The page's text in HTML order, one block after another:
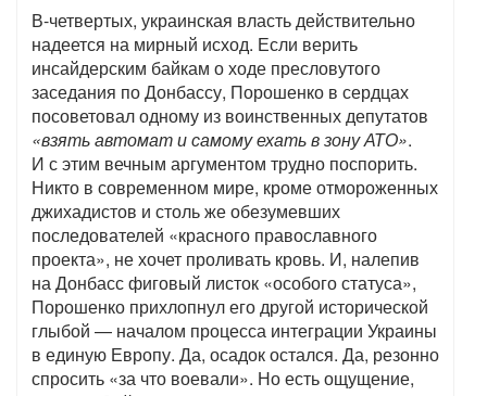
В-четвертых, украинская власть действительно
надеется на мирный исход. Если верить
инсайдерским байкам о ходе пресловутого
заседания по Донбассу, Порошенко в сердцах
посоветовал одному из воинственных депутатов
«взять автомат и самому ехать в зону АТО».
И с этим вечным аргументом трудно поспорить.
Никто в современном мире, кроме отмороженных
джихадистов и столь же обезумевших
последователей «красного православного
проекта», не хочет проливать кровь. И, налепив
на Донбасс фиговый листок «особого статуса»,
Порошенко прихлопнул его другой исторической
глыбой — началом процесса интеграции Украины
в единую Европу. Да, осадок остался. Да, резонно
спросить «за что воевали». Но есть ощущение,